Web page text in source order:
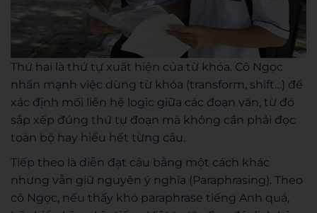
Thứ hai là thứ tự xuất hiện của từ khóa. Cô Ngọc
nhấn mạnh việc dùng từ khóa (transform, shift…) để
xác định mối liên hệ logic giữa các đoạn văn, từ đó
sắp xếp đúng thứ tự đoạn mà không cần phải đọc
toàn bộ hay hiểu hết từng câu.
Tiếp theo là diễn đạt câu bằng một cách khác
nhưng vẫn giữ nguyên ý nghĩa (Paraphrasing). Theo
cô Ngọc, nếu thấy khó paraphrase tiếng Anh quá,